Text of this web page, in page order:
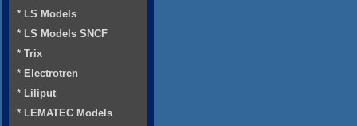
* LS Models
* LS Models SNCF
* Trix
* Electrotren
* Liliput
* LEMATEC Models